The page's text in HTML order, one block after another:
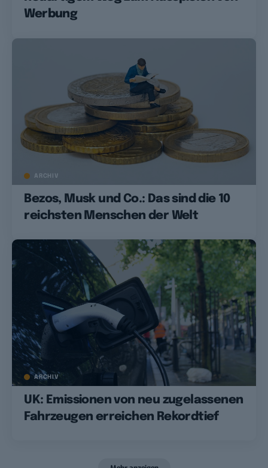
Werbung
ARCHIV
Bezos, Musk und Co.: Das sind die 10
reichsten Menschen der Welt
ARCHIV
UK: Emissionen von neu zugelassenen
Fahrzeugen erreichen Rekordtief